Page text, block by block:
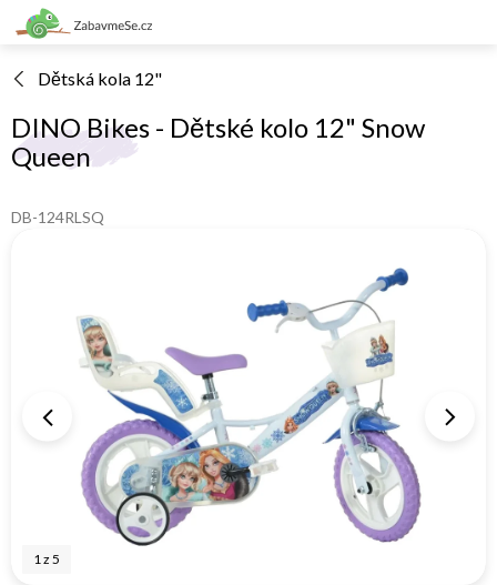
Přejít
na
Dětská kola 12"
DINO Bikes - Dětské kolo 12" Snow
Queen
DB-124RLSQ
1z 5